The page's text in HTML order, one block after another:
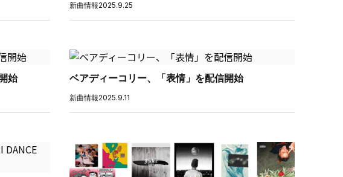
新曲情報2025.9.25
始 ベアディーコリー、「表情」を配信開始
新曲情報2025.9.11